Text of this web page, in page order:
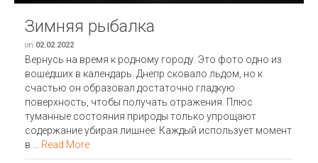
Зимняя рыбалка
on 02.02.2022
Вернусь на время к родному городу. Это фото одно из
вошедших в календарь. Днепр сковало льдом, но к
счастью он образовал достаточно гладкую
поверхность, чтобы получать отражения. Плюс
туманные состояния природы только упрощают
содержание убирая лишнее. Каждый использует момент
в … Read More